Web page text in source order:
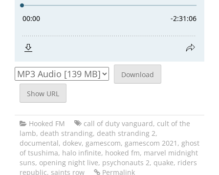
Download
Show URL
Hooked FM call of duty vanguard, cult of the
lamb, death stranding, death stranding 2,
documental, dokev, gamescom, gamescom 2021 , ghost
of tsushima, halo infinite, hooked fm, marvel midnight
suns, opening night live, psychonauts 2, quake, riders
republic, saints row Permalink